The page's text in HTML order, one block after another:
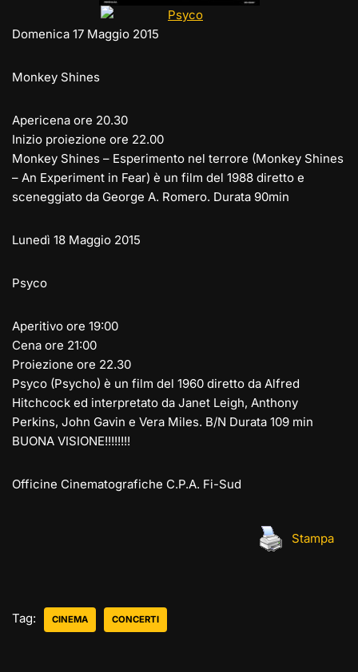
Domenica 17 Maggio 2015
Monkey Shines
Apericena ore 20.30
Inizio proiezione ore 22.00
Monkey Shines – Esperimento nel terrore (Monkey Shines
– An Experiment in Fear) è un film del 1988 diretto e
sceneggiato da George A. Romero. Durata 90min
Lunedì 18 Maggio 2015
Psyco
Aperitivo ore 19:00
Cena ore 21:00
Proiezione ore 22.30
Psyco (Psycho) è un film del 1960 diretto da Alfred
Hitchcock ed interpretato da Janet Leigh, Anthony
Perkins, John Gavin e Vera Miles. B/N Durata 109 min
BUONA VISIONE!!!!!!!!
Officine Cinematografiche C.P.A. Fi-Sud
Stampa
Tag: CINEMA CONCERTI